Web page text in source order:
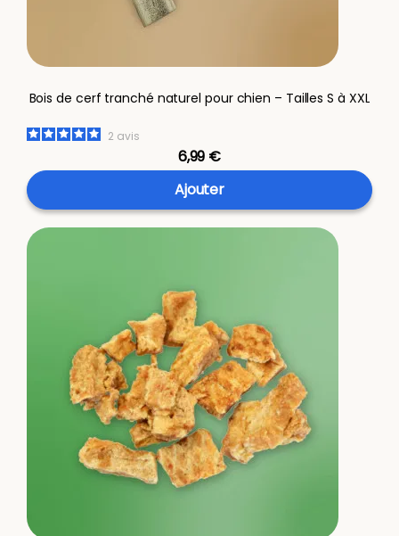
Bois de cerf tranché naturel pour chien – Tailles S à XXL
2 avis
6,99 €
Ajouter